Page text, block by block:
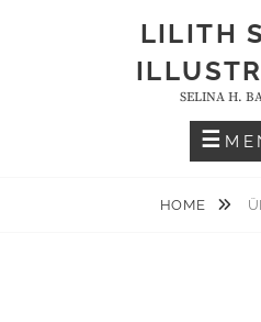
LILITH
SELINA H.
HOME